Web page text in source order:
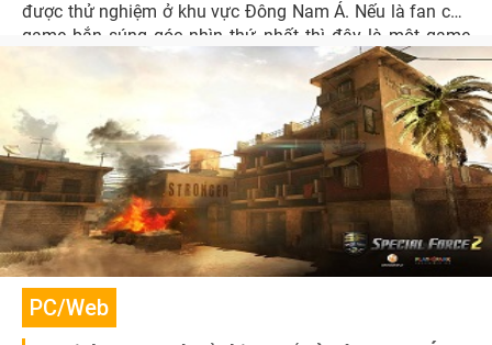
được thử nghiệm ở khu vực Đông Nam Á. Nếu là fan của
game bắn súng góc nhìn thứ nhất thì đây là một game
PC/Web